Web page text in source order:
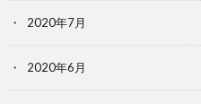
2020年7月
2020年6月